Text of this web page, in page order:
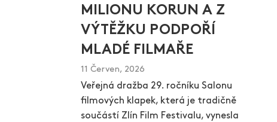
MILIONU KORUN A Z
VÝTĚŽKU PODPOŘÍ
MLADÉ FILMAŘE
11 Červen, 2026
Veřejná dražba 29. ročníku Salonu
filmových klapek, která je tradičně
součástí Zlín Film Festivalu, vynesla